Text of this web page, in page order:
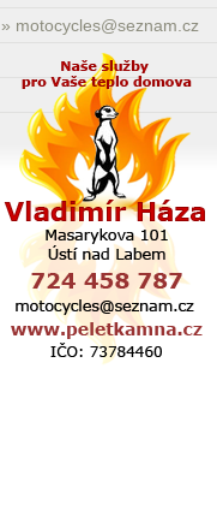
» motocycles@seznam.cz